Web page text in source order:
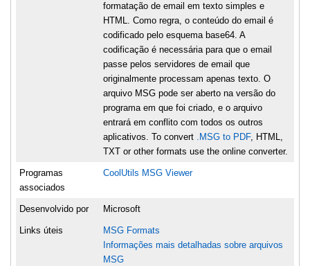
formatação de email em texto simples e
HTML. Como regra, o conteúdo do email é
codificado pelo esquema base64. A
codificação é necessária para que o email
passe pelos servidores de email que
originalmente processam apenas texto. O
arquivo MSG pode ser aberto na versão do
programa em que foi criado, e o arquivo
entrará em conflito com todos os outros
aplicativos. To convert .MSG to PDF, HTML,
TXT or other formats use the online converter.
Programas
associados
CoolUtils MSG Viewer
Desenvolvido por Microsoft
Links úteis
MSG Formats
Informações mais detalhadas sobre arquivos
MSG